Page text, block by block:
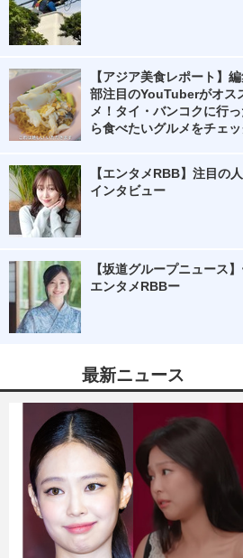
【アジア美食レポート】
部注目のYouTuberがオス
メ！タイ・バンコクに行っ
ら食べたいグルメをチェッ
【エンタメRBB】注目の
インタビュー
【坂道グループニュース
エンタメRBBー
最新ニュース